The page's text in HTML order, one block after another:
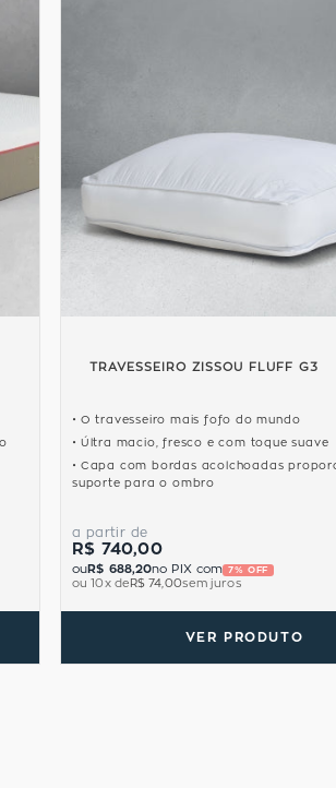
TRAVESSEIRO ZISSOU FLUFF G3
O travesseiro mais fofo do mundo
Últra macio, fresco e com toque suave
Capa com bordas acolchoadas
suporte para o ombro
a partir de
R$ 740,00
ouR$ 688,20no PIX com 7% OFF
ou 10 x de R$ 74,00sem juros
VER PRODUTO